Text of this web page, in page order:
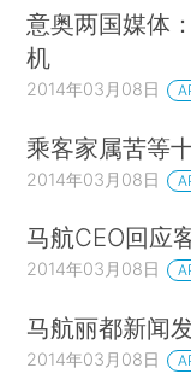
意奥两国媒体
机
2014年03月08日
乘客家属苦等
2014年03月08日
马航CEO回应
2014年03月08日
马航丽都新闻
2014年03月08日